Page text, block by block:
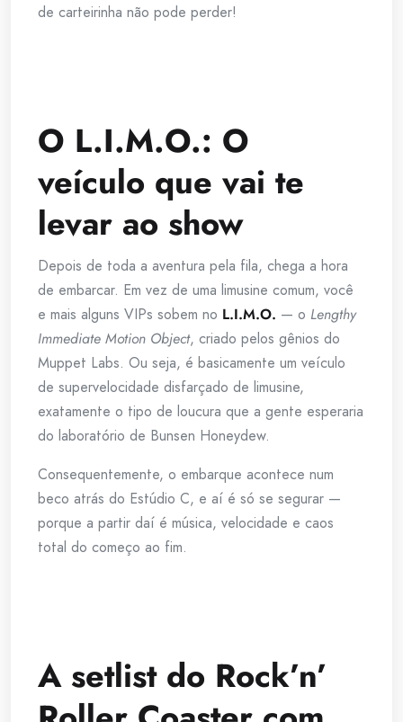
de carteirinha não pode perder!
O L.I.M.O.: O
veículo que vai te
levar ao show
Depois de toda a aventura pela fila, chega a hora
de embarcar. Em vez de uma limusine comum, você
e mais alguns VIPs sobem no L.I.M.O. — o Lengthy
Immediate Motion Object, criado pelos gênios do
Muppet Labs. Ou seja, é basicamente um veículo
de supervelocidade disfarçado de limusine,
exatamente o tipo de loucura que a gente esperaria
do laboratório de Bunsen Honeydew.
Consequentemente, o embarque acontece num
beco atrás do Estúdio C, e aí é só se segurar —
porque a partir daí é música, velocidade e caos
total do começo ao fim.
A setlist do Rock’n’